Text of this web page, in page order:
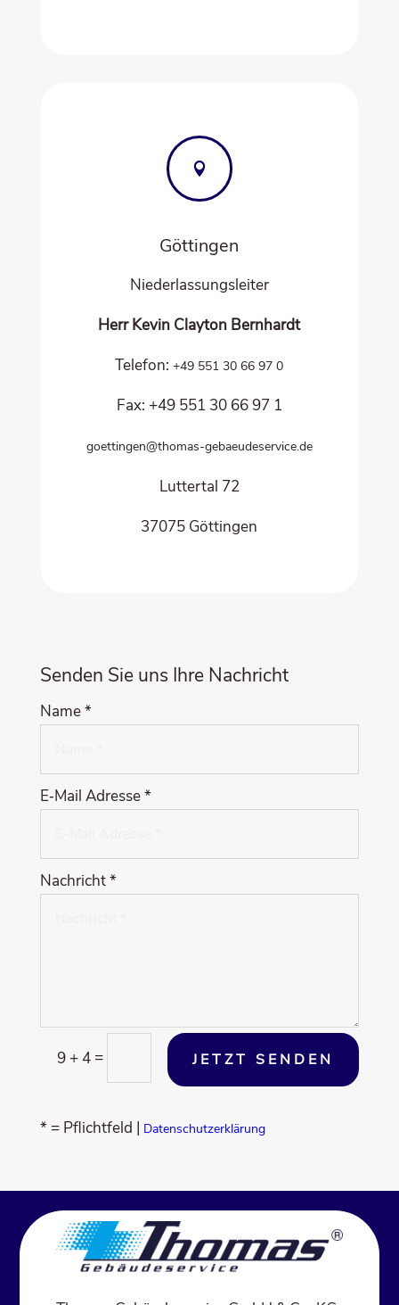

Göt­tin­gen
Nie­der­las­sungs­lei­ter
Herr Kevin Clay­ton Bernhardt
Tele­fon:+49 551 30 66 97 0
Fax: +49 551 30 66 97 1
goettingen@thomas-gebaeudeservice.de
Lut­ter­tal 72
37075 Göt­tin­gen
Sen­den Sie uns Ihre Nachricht
Name *
E‑Mail Adres­se *
Nach­richt *
9 + 4 = JETZT SENDEN
* = Pflicht­feld | Daten­schutz­er­klä­rung